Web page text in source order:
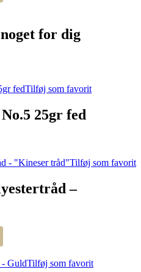
noget for dig
Tilføj som favorit
25gr fed
Tilføj som favorit
–
Tilføj som favorit